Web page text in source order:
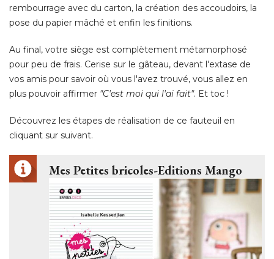
rembourrage avec du carton, la création des accoudoirs, la
pose du papier mâché et enfin les finitions.
Au final, votre siège est complètement métamorphosé
pour peu de frais. Cerise sur le gâteau, devant l'extase de
vos amis pour savoir où vous l'avez trouvé, vous allez en
plus pouvoir affirmer "C'est moi qui l'ai fait". Et toc !
Découvrez les étapes de réalisation de ce fauteuil en
cliquant sur suivant.
Mes Petites bricoles-Editions Mango